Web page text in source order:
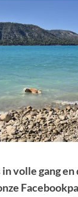
volle gang